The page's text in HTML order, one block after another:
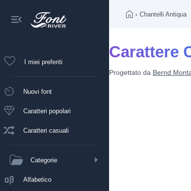
I miei preferiti
Nuovi font
Caratteri popolari
Caratteri casuali
Categorie
Alfabetico
› Chantelli Antiqua
Carattere
Progettato da Bernd